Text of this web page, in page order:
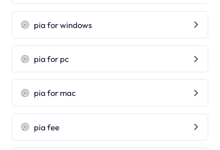
pia for windows
pia for pc
pia for mac
pia fee